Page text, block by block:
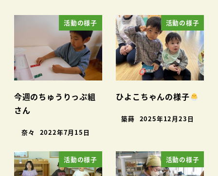
活動の様子
今週のちゅうりっぷ組
さん
奈々 2022年7月15日
活動の様子
ひよこちゃんの様子
築蒔 2025年12月23日
活動の様子 活動の様子